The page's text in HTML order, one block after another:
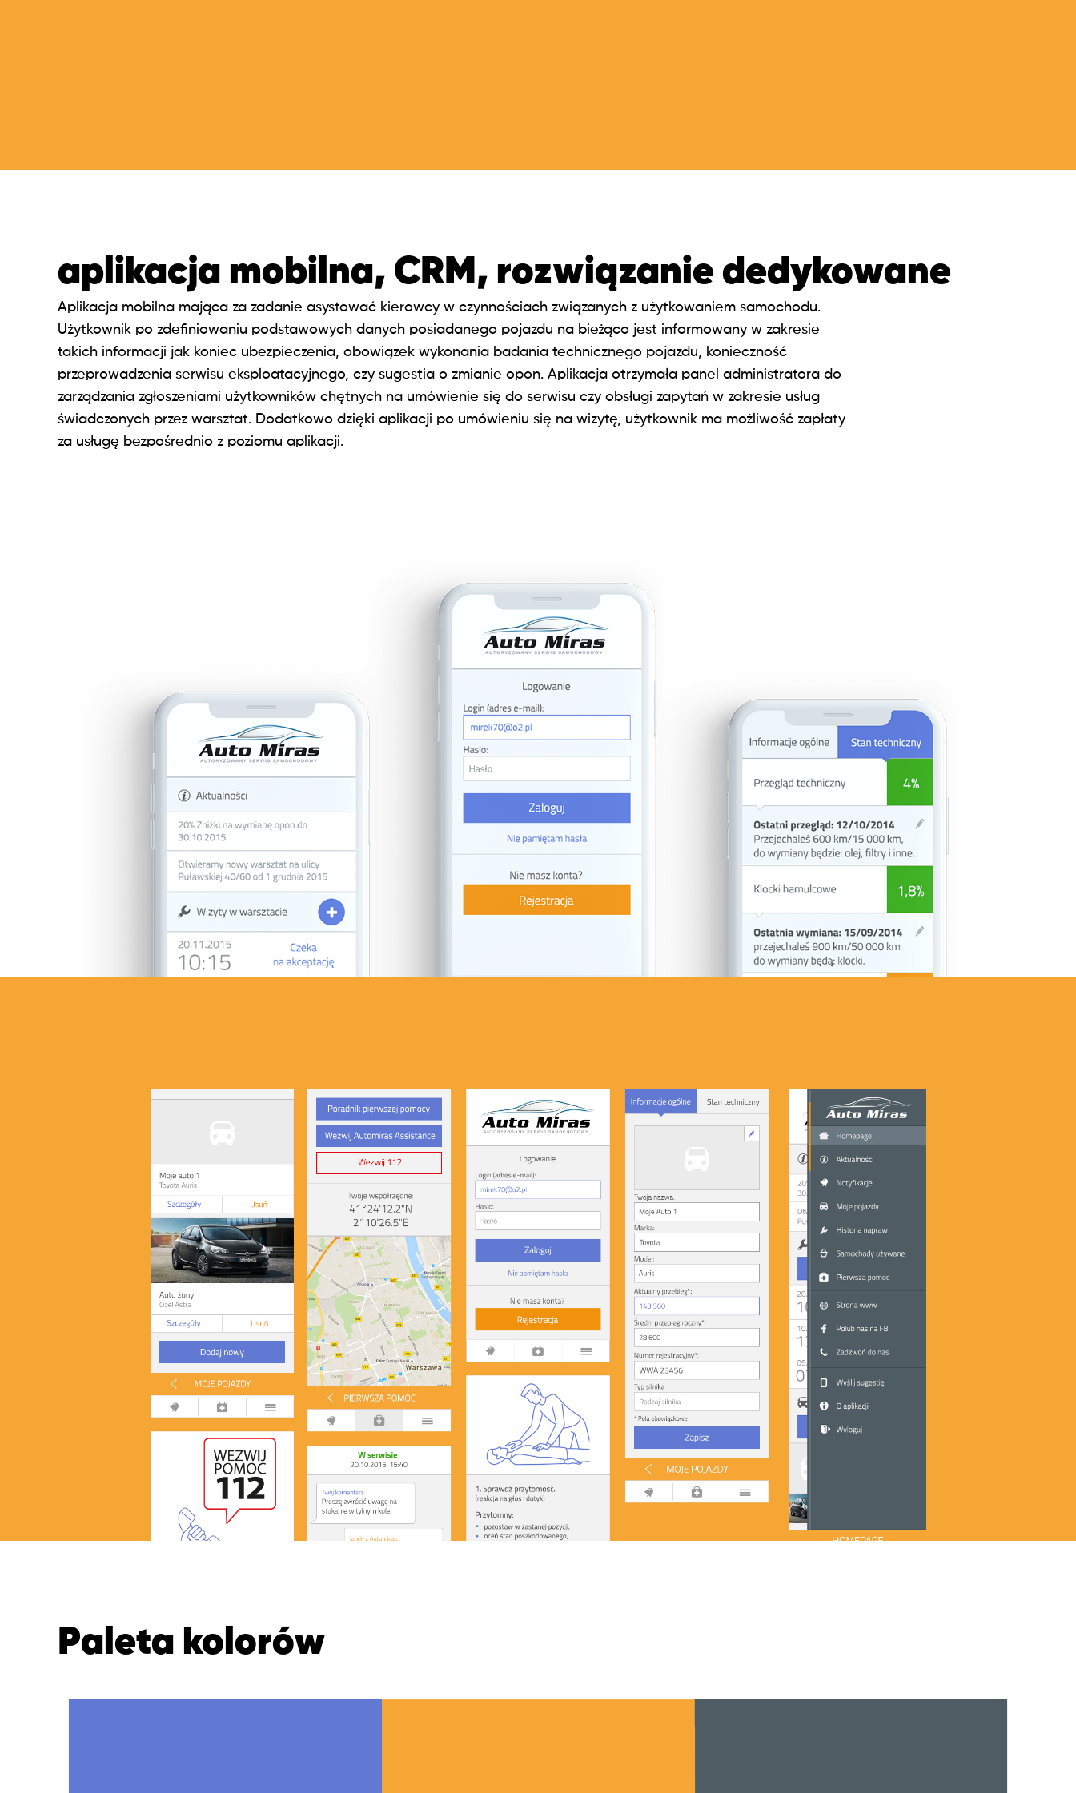
aplikacja mobilna, CRM, rozwiązanie dedykowane
Aplikacja mobilna mająca za zadanie asystować kierowcy w czynnościach związanych z użytkowaniem samochodu.
Użytkownik po zdefiniowaniu podstawowych danych posiadanego pojazdu na bieżąco jest informowany w zakresie
takich informacji jak koniec ubezpieczenia, obowiązek wykonania badania technicznego pojazdu, konieczność
przeprowadzenia serwisu eksploatacyjnego, czy sugestia o zmianie opon. Aplikacja otrzymała panel administratora do
zarządzania zgłoszeniami użytkowników chętnych na umówienie się do serwisu czy obsługi zapytań w zakresie usług
świadczonych przez warsztat. Dodatkowo dzięki aplikacji po umówieniu się na wizytę, użytkownik ma możliwość zapłaty
za usługę bezpośrednio z poziomu aplikacji.
Paleta kolorów